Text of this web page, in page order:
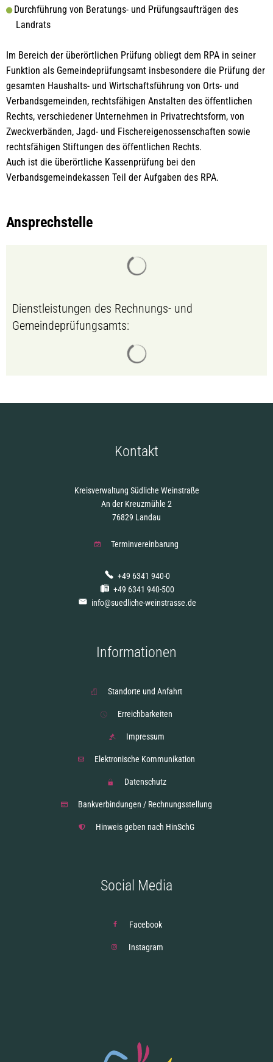
Durchführung von Beratungs- und Prüfungsaufträgen des
Landrats
Im Bereich der überörtlichen Prüfung obliegt dem RPA in seiner
Funktion als Gemeindeprüfungsamt insbesondere die Prüfung der
gesamten Haushalts- und Wirtschaftsführung von Orts- und
Verbandsgemeinden, rechtsfähigen Anstalten des öffentlichen
Rechts, verschiedener Unternehmen in Privatrechtsform, von
Zweckverbänden, Jagd- und Fischereigenossenschaften sowie
rechtsfähigen Stiftungen des öffentlichen Rechts.
Auch ist die überörtliche Kassenprüfung bei den
Verbandsgemeindekassen Teil der Aufgaben des RPA.
Ansprechstelle
Dienstleistungen des Rechnungs- und
Gemeindeprüfungsamts:
Kontakt
Kreisverwaltung Südliche Weinstraße
An der Kreuzmühle 2
76829 Landau
Terminvereinbarung
+49 6341 940-0
+49 6341 940-500
info@suedliche-weinstrasse.de
Informationen
Standorte und Anfahrt
Erreichbarkeiten
Impressum
Elektronische Kommunikation
Datenschutz
Bankverbindungen / Rechnungsstellung
Hinweis geben nach HinSchG
Social Media
Facebook
Instagram